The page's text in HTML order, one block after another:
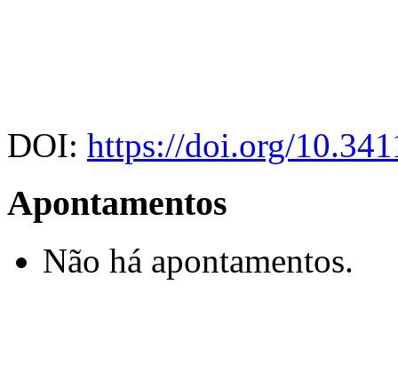
DOI: https://doi.org/
Apontamentos
Não há apontamentos.